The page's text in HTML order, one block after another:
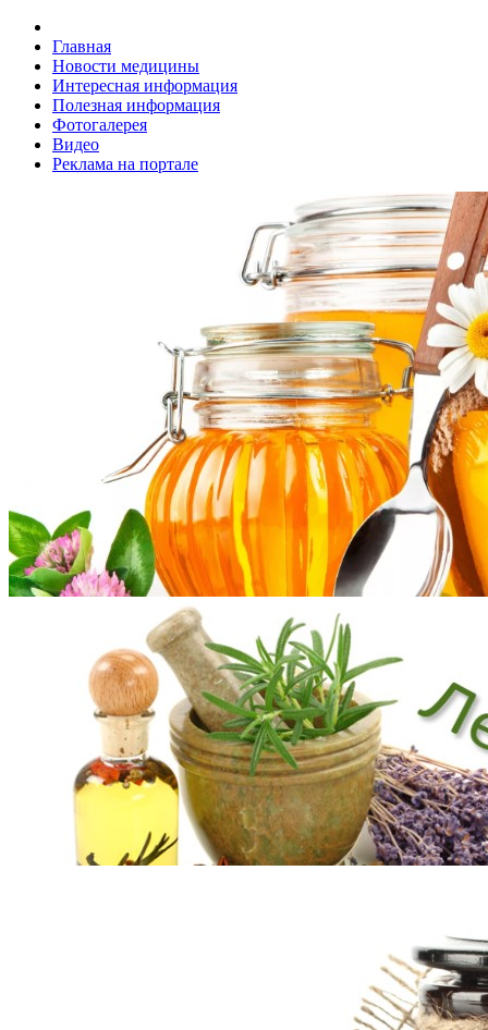
Главная
Новости медицины
Интересная информация
Полезная информация
Фотогалерея
Видео
Реклама на портале